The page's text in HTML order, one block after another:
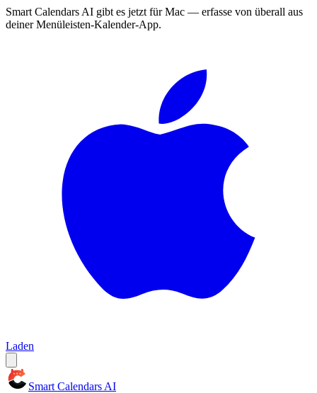
Smart Calendars AI gibt es jetzt für Mac — erfasse von überall aus
deiner Menüleisten-Kalender-App.
Laden
Smart Calendars AI